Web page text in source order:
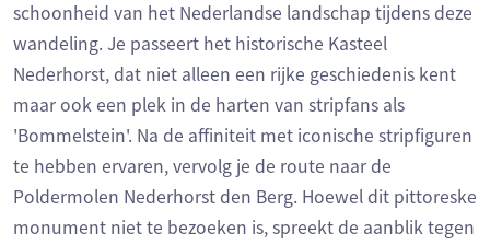
schoonheid van het Nederlandse landschap tijdens deze
wandeling. Je passeert het historische Kasteel
Nederhorst, dat niet alleen een rijke geschiedenis kent
maar ook een plek in de harten van stripfans als
'Bommelstein'. Na de affiniteit met iconische stripfiguren
te hebben ervaren, vervolg je de route naar de
Poldermolen Nederhorst den Berg. Hoewel dit pittoreske
monument niet te bezoeken is, spreekt de aanblik tegen